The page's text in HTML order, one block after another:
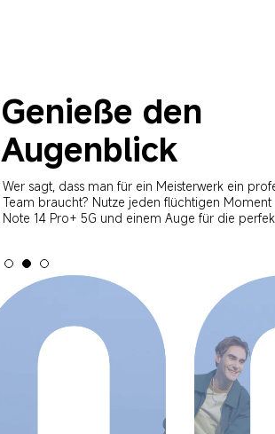
Genieße den
Augenblick
Wer sagt, dass man für ein Meisterwerk ein
Team braucht? Nutze jeden flüchtigen
Note 14 Pro+ 5G und einem Auge für die